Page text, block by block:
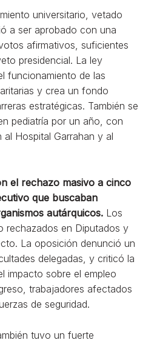
universitario, vetado
a ser aprobado con una
afirmativos, suficientes
presidencial. La ley
funcionamiento de las
y crea un fondo
estratégicas. También se
pediatría por un año, con
Hospital Garrahan y al
el rechazo masivo a cinco
que buscaban
autárquicos. Los
rechazados en Diputados y
La oposición denunció un
delegadas, y criticó la
impacto sobre el empleo
trabajadores afectados
de seguridad.
tuvo un fuerte